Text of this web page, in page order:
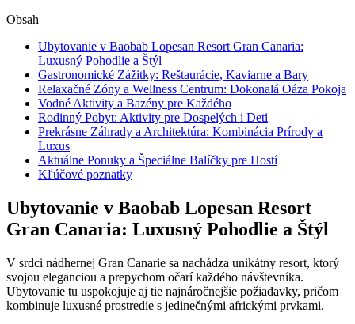
Obsah
Ubytovanie v Baobab Lopesan Resort Gran Canaria:
Luxusný Pohodlie a Štýl
Gastronomické Zážitky: Reštaurácie, Kaviarne a Bary
Relaxačné Zóny a Wellness Centrum: Dokonalá Oáza Pokoja
Vodné Aktivity a Bazény pre Každého
Rodinný Pobyt: Aktivity pre Dospelých i Deti
Prekrásne Záhrady a Architektúra: Kombinácia Prírody a
Luxus
Aktuálne Ponuky a Špeciálne Balíčky pre Hostí
Kľúčové poznatky
Ubytovanie v Baobab Lopesan Resort
Gran Canaria: Luxusný Pohodlie a Štýl
V srdci nádhernej Gran Canarie sa nachádza unikátny resort, ktorý
svojou eleganciou a prepychom očarí každého návštevníka.
Ubytovanie tu uspokojuje aj tie najnáročnejšie požiadavky, pričom
kombinuje luxusné prostredie s jedinečnými africkými prvkami.